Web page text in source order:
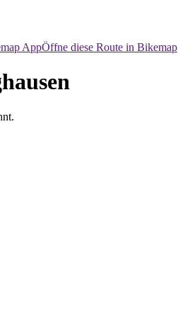
AppÖffne diese Route in Bikemap